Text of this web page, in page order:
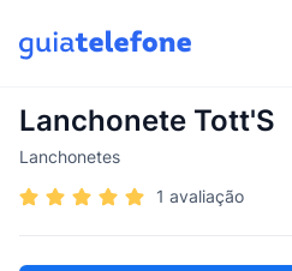
Lanchonete Tott'S
Lanchonetes
1 avaliação